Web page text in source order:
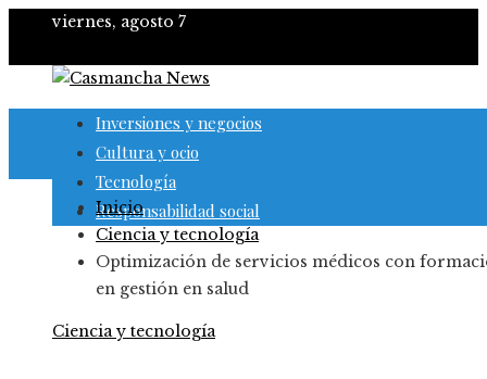
viernes, agosto 7
Inversiones y negocios
Cultura y ocio
Tecnología
Responsabilidad social
Inicio
Ciencia y tecnología
Optimización de servicios médicos con
en gestión en salud
Ciencia y tecnología